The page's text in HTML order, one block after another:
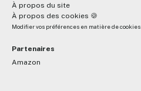
À propos du site
À propos des cookies 🍪
Modifier vos préférences en matière de cookies
Partenaires
Amazon